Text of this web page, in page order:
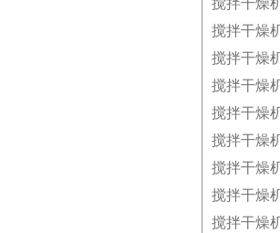
搅拌干燥
搅拌干燥
搅拌干燥
搅拌干燥